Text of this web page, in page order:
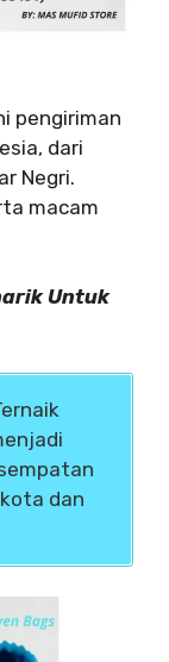
pengiriman
dari
Negri.
macam
Untuk
dan